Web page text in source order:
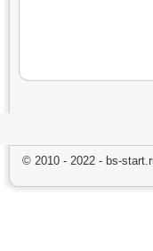
© 2010 - 2022 - bs-